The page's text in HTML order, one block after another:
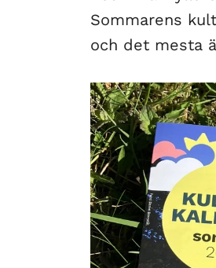
Sommarens
och det mesta